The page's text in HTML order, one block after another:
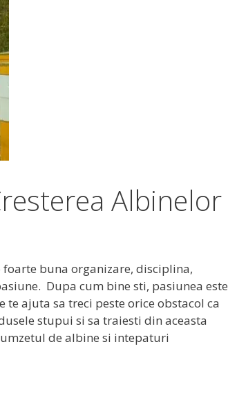
Albinelor
foarte buna organizare, disciplina,
Dupa cum bine sti, pasiunea este
ajuta sa treci peste orice obstacol ca
stupui si sa traiesti din aceasta
de albine si intepaturi